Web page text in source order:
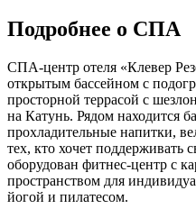
Подробнее о СПА
СПА-центр отеля «Клевер
открытым бассейном с
просторной террасой с
на Катунь. Рядом находится
прохладительные напитки,
тех, кто хочет поддерживать
оборудован фитнес-центр с
пространством для
йогой и пилатесом.